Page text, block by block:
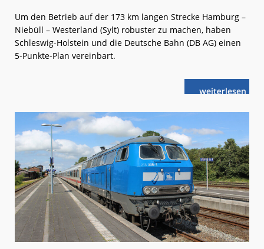
Um den Betrieb auf der 173 km langen Strecke Hamburg –
Niebüll – Westerland (Sylt) robuster zu machen, haben
Schleswig-Holstein und die Deutsche Bahn (DB AG) einen
5-Punkte-Plan vereinbart.
weiterlese
nMarschbahn:
und
Stabilität